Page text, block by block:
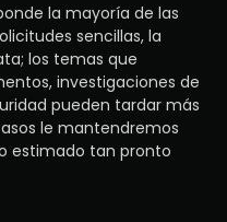
la mayoría de las
sencillas, la
los temas que
investigaciones de
pueden tardar más
le mantendremos
estimado tan pronto